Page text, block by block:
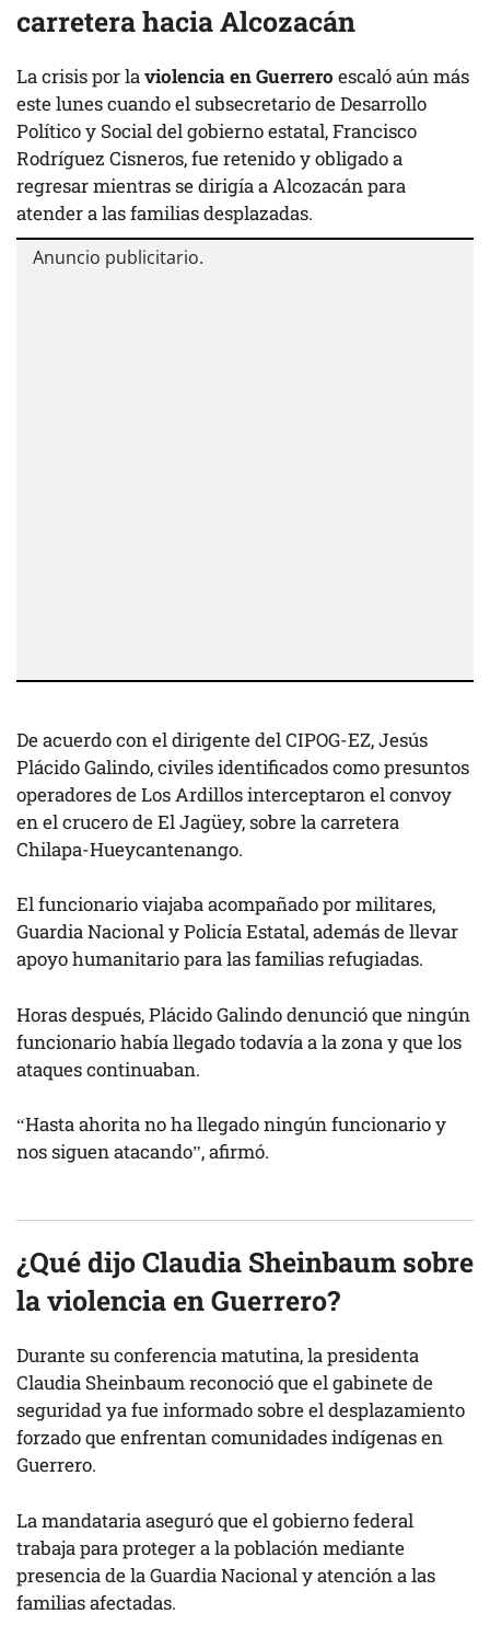
carretera hacia Alcozacán
La crisis por laviolencia en Guerrero escaló aún más
este lunes cuando el subsecretario de Desarrollo
Político y Social del gobierno estatal, Francisco
Rodríguez Cisneros, fue retenido y obligado a
regresar mientras se dirigía a Alcozacán para
atender a las familias desplazadas.
De acuerdo con el dirigente del CIPOG-EZ, Jesús
Plácido Galindo, civiles identificados como presuntos
operadores de Los Ardillos interceptaron el convoy
en el crucero de El Jagüey, sobre la carretera
Chilapa-Hueycantenango.
El funcionario viajaba acompañado por militares,
Guardia Nacional y Policía Estatal, además de llevar
apoyo humanitario para las familias refugiadas.
Horas después, Plácido Galindo denunció que ningún
funcionario había llegado todavía a la zona y que los
ataques continuaban.
“Hasta ahorita no ha llegado ningún funcionario y
nos siguen atacando”, afirmó.
¿Qué dijo Claudia Sheinbaum sobre
la violencia en Guerrero?
Durante su conferencia matutina, la presidenta
Claudia Sheinbaum reconoció que el gabinete de
seguridad ya fue informado sobre el desplazamiento
forzado que enfrentan comunidades indígenas en
Guerrero.
La mandataria aseguró que el gobierno federal
trabaja para proteger a la población mediante
presencia de la Guardia Nacional y atención a las
familias afectadas.